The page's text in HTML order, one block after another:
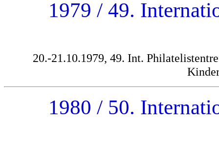
1979 / 49.
20.-21.10.1979, 49. Int.
1980 / 50.